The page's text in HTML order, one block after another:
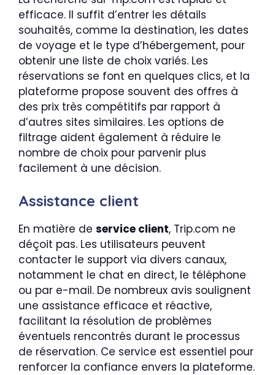
efficace. Il suffit d’entrer les détails
souhaités, comme la destination, les dates
de voyage et le type d’hébergement, pour
obtenir une liste de choix variés. Les
réservations se font en quelques clics, et la
plateforme propose souvent des offres à
des prix très compétitifs par rapport à
d’autres sites similaires. Les options de
filtrage aident également à réduire le
nombre de choix pour parvenir plus
facilement à une décision.
Assistance client
En matière de service client, Trip.com ne
déçoit pas. Les utilisateurs peuvent
contacter le support via divers canaux,
notamment le chat en direct, le téléphone
ou par e-mail. De nombreux avis soulignent
une assistance efficace et réactive,
facilitant la résolution de problèmes
éventuels rencontrés durant le processus
de réservation. Ce service est essentiel pour
renforcer la confiance envers la plateforme.